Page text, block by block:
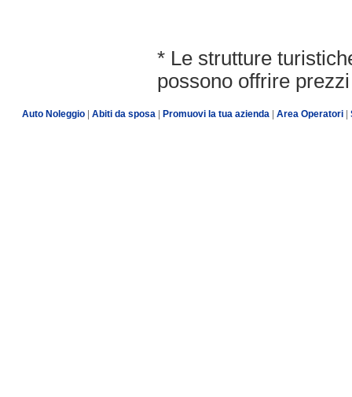
* Le strutture
possono offrire
Auto Noleggio Abiti da sposa Promuovi la tua azienda Area Operatori